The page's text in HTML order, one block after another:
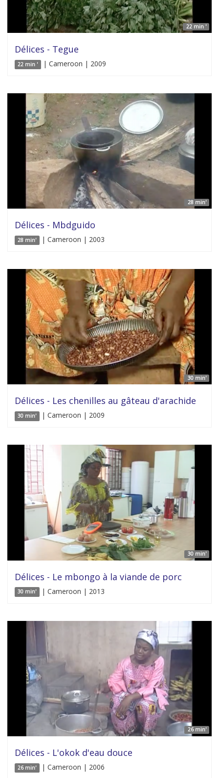
22 min '
Délices - Tegue
22 min ' | Cameroon | 2009
28 min'
Délices - Mbdguido
28 min' | Cameroon | 2003
30 min'
Délices - Les chenilles au gâteau d'arachide
30 min' | Cameroon | 2009
30 min'
Délices - Le mbongo à la viande de porc
30 min' | Cameroon | 2013
26 min'
Délices - L'okok d'eau douce
26 min' | Cameroon | 2006